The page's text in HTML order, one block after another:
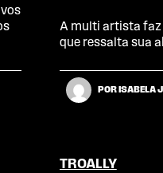
A multi artista faz
que ressalta sua
POR ISABELA
TROALLY